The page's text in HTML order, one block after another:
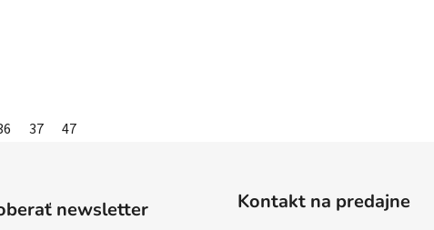
37 47
newsletter Kontakt na predajne